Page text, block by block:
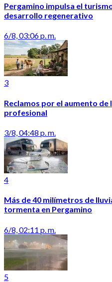
Pergamino impulsa el
desarrollo regenerativo
6/8, 03:06 p. m.
3
Reclamos por el aumento de
profesional
3/8, 04:48 p. m.
4
Más de 40 milímetros de
tormenta en Pergamino
6/8, 02:11 p. m.
5